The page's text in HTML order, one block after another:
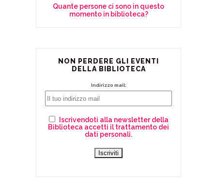
Quante persone ci sono in questo
momento in biblioteca?
NON PERDERE GLI EVENTI
DELLA BIBLIOTECA
Indirizzo mail:
Iscrivendoti alla newsletter della
Biblioteca accetti il trattamento dei
dati personali.